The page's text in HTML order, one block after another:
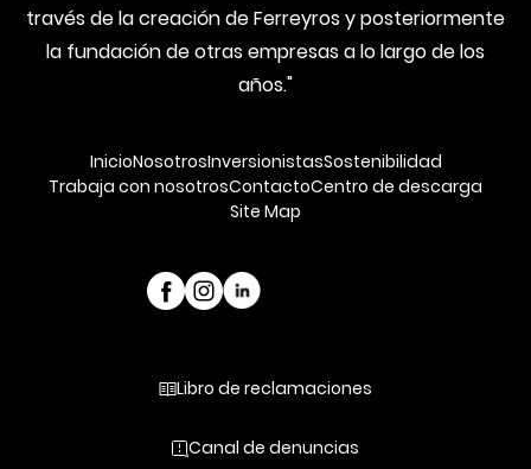
través de la creación de Ferreyros y posteriormente
la fundación de otras empresas a lo largo de los
años."
InicioNosotrosInversionistasSostenibilidad
Trabaja con nosotrosContactoCentro de descarga
Site Map
Libro de reclamaciones
Canal de denuncias